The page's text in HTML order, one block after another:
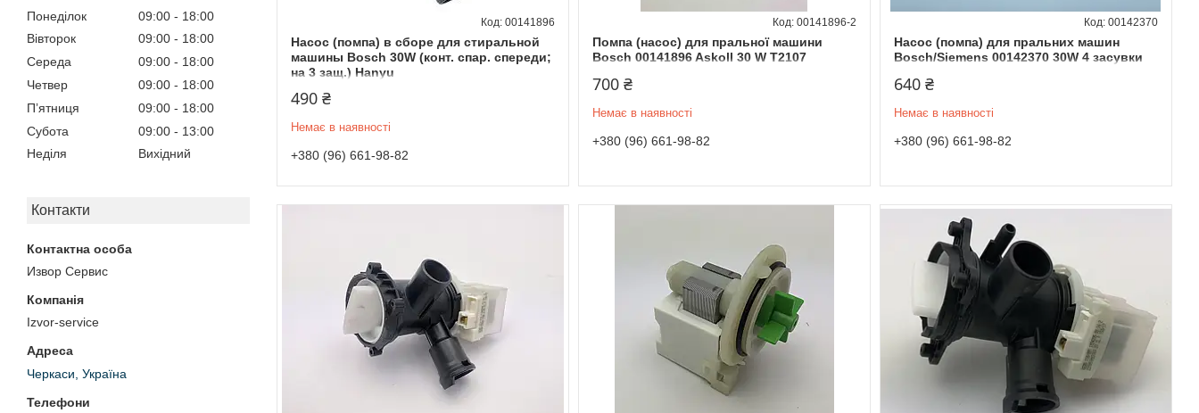
Понеділок 09:00
18:00
Вівторок
09:00
18:00
Середа
09:00
18:00
Четвер
09:00
18:00
Пʼятниця
09:00
18:00
Субота
09:00
13:00
Неділя
Вихідний
Контакти
Извор Сервис
Izvor-service
Черкаси, Україна
Насос (помпа) в сборе для стиральной
машины Bosch 30W (конт. спар. спереди;
на 3 защ.) Hanyu
00141896
490 ₴
Немає в наявності
+380 (96) 661-98-82
Помпа (насос) для пральної машини
Bosch 00141896 Askoll 30 W T2107
00141896-2
700 ₴
Немає в наявності
+380 (96) 661-98-82
Насос (помпа) для пральних машин
Bosch/Siemens 00142370 30W 4 засувки
00142370
640 ₴
Немає в наявності
+380 (96) 661-98-82